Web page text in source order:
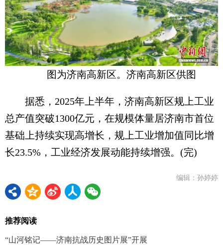
图为济南高新区。济南高新区供图
据悉，2025年上半年，济南高新区规上工业
总产值突破1300亿元，在规模体量居济南市首位
基础上持续实现高增长，规上工业增加值同比增
长23.5%，工业经济发展动能持续增强。(完)
编辑：孙婷婷
推荐阅读
“山河铭记——济南抗战历史图片展”开展